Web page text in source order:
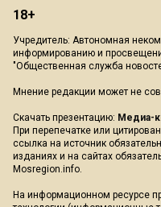
18+
Учредитель: Автономная
информированию и
"Общественная служба
Мнение редакции может не
Скачать презентацию: Медиа-
При перепечатке или
ссылка на источник
изданиях и на сайтах
Mosregion.info.
На информационном ресурсе